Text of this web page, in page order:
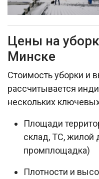
Цены на
Минске
Стоимость уборки и
рассчитывается
нескольких
Площади
склад, ТС, жилой
промплощадка)
Плотности и